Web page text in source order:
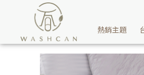
Washcan瓦士肯-可防塵防污保護傢俱床
熱銷主題